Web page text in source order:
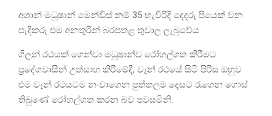
අශාන් මධුෂාන් මෙන්ඩිස් නම් 35 හැවිරිදි දෙදරු පියෙක් වන
පැදිකරු එම අනතුරින් බරපතළ තුවාල ලැබුවේය.
ගිලන් රථයක් ගෙන්වා මධුෂාන්ව රෝහල්ගත කිරීමට
ප්‍රදේශවාසීන් උත්සාහ කිරීමේදී, වෑන් රථයේ සිටි පිරිස ඔහුව
එම වෑන් රථයටම නංවාගෙන පුත්තලම දෙසට රැගෙන ගොස්
තිබුණේ රෝහල්ගත කරන බව පවසමිනි.